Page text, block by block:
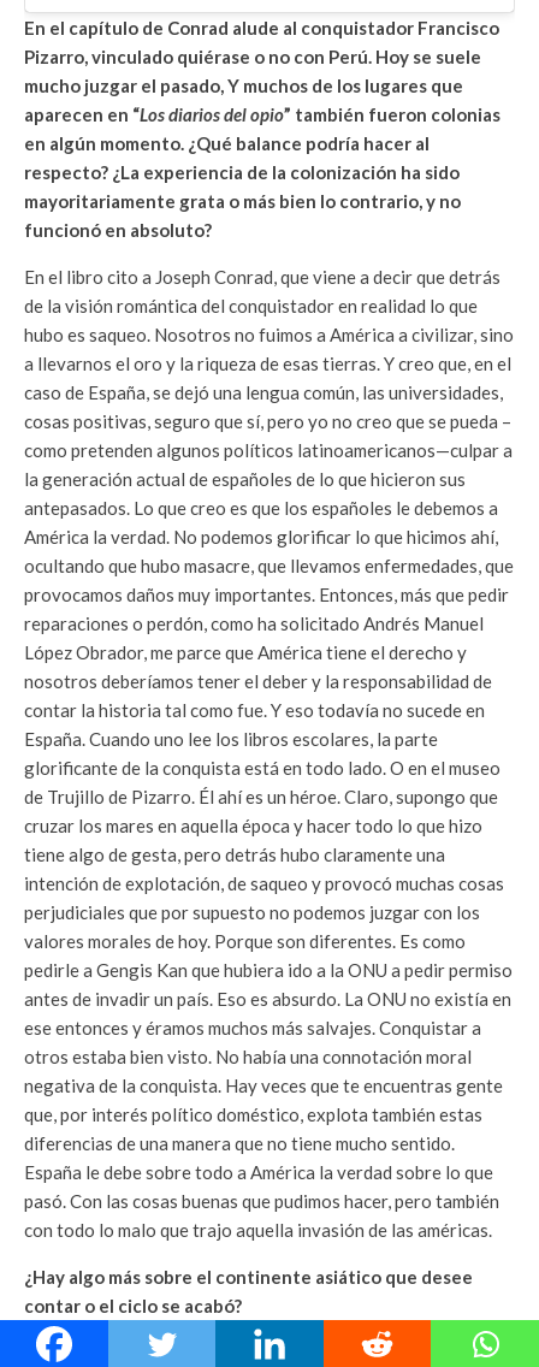
En el capítulo de Conrad alude al conquistador Francisco
Pizarro, vinculado quiérase o no con Perú. Hoy se suele
mucho juzgar el pasado, Y muchos de los lugares que
aparecen en “Los diarios del opio” también fueron colonias
en algún momento. ¿Qué balance podría hacer al
respecto? ¿La experiencia de la colonización ha sido
mayoritariamente grata o más bien lo contrario, y no
funcionó en absoluto?
En el libro cito a Joseph Conrad, que viene a decir que detrás
de la visión romántica del conquistador en realidad lo que
hubo es saqueo. Nosotros no fuimos a América a civilizar, sino
a llevarnos el oro y la riqueza de esas tierras. Y creo que, en el
caso de España, se dejó una lengua común, las universidades,
cosas positivas, seguro que sí, pero yo no creo que se pueda –
como pretenden algunos políticos latinoamericanos—culpar a
la generación actual de españoles de lo que hicieron sus
antepasados. Lo que creo es que los españoles le debemos a
América la verdad. No podemos glorificar lo que hicimos ahí,
ocultando que hubo masacre, que llevamos enfermedades, que
provocamos daños muy importantes. Entonces, más que pedir
reparaciones o perdón, como ha solicitado Andrés Manuel
López Obrador, me parce que América tiene el derecho y
nosotros deberíamos tener el deber y la responsabilidad de
contar la historia tal como fue. Y eso todavía no sucede en
España. Cuando uno lee los libros escolares, la parte
glorificante de la conquista está en todo lado. O en el museo
de Trujillo de Pizarro. Él ahí es un héroe. Claro, supongo que
cruzar los mares en aquella época y hacer todo lo que hizo
tiene algo de gesta, pero detrás hubo claramente una
intención de explotación, de saqueo y provocó muchas cosas
perjudiciales que por supuesto no podemos juzgar con los
valores morales de hoy. Porque son diferentes. Es como
pedirle a Gengis Kan que hubiera ido a la ONU a pedir permiso
antes de invadir un país. Eso es absurdo. La ONU no existía en
ese entonces y éramos muchos más salvajes. Conquistar a
otros estaba bien visto. No había una connotación moral
negativa de la conquista. Hay veces que te encuentras gente
que, por interés político doméstico, explota también estas
diferencias de una manera que no tiene mucho sentido.
España le debe sobre todo a América la verdad sobre lo que
pasó. Con las cosas buenas que pudimos hacer, pero también
con todo lo malo que trajo aquella invasión de las américas.
¿Hay algo más sobre el continente asiático que desee
contar o el ciclo se acabó?
Se ha cerrado la etapa asiática. De mis seis libros, cinco están